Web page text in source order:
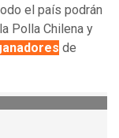
el país podrán
Polla Chilena y
de